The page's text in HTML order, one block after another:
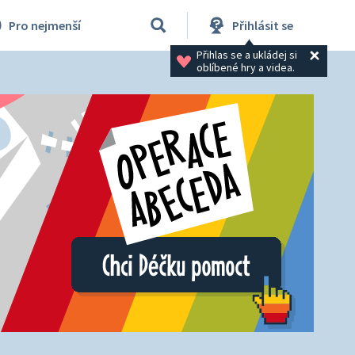
Pro nejmenší Přihlásit se
Přihlas se a ukládej si
oblíbené hry a videa.